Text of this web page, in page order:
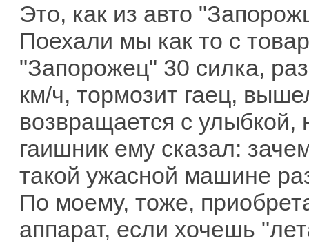
Это, как из авто
Поехали мы как то с
"Запорожец" 30 силка,
км/ч, тормозит гаец,
возвращается с улыбкой,
гаишник ему сказал:
такой ужасной машине
По моему, тоже,
аппарат, если хочешь